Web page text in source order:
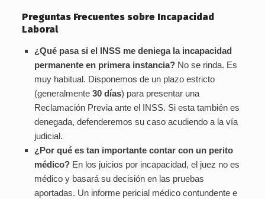
Preguntas Frecuentes sobre Incapacidad
Laboral
¿Qué pasa si el INSS me deniega la incapacidad
permanente en primera instancia? No se rinda. Es
muy habitual. Disponemos de un plazo estricto
(generalmente 30 días) para presentar una
Reclamación Previa ante el INSS. Si esta también es
denegada, defenderemos su caso acudiendo a la vía
judicial.
¿Por qué es tan importante contar con un perito
médico? En los juicios por incapacidad, el juez no es
médico y basará su decisión en las pruebas
aportadas. Un informe pericial médico contundente e